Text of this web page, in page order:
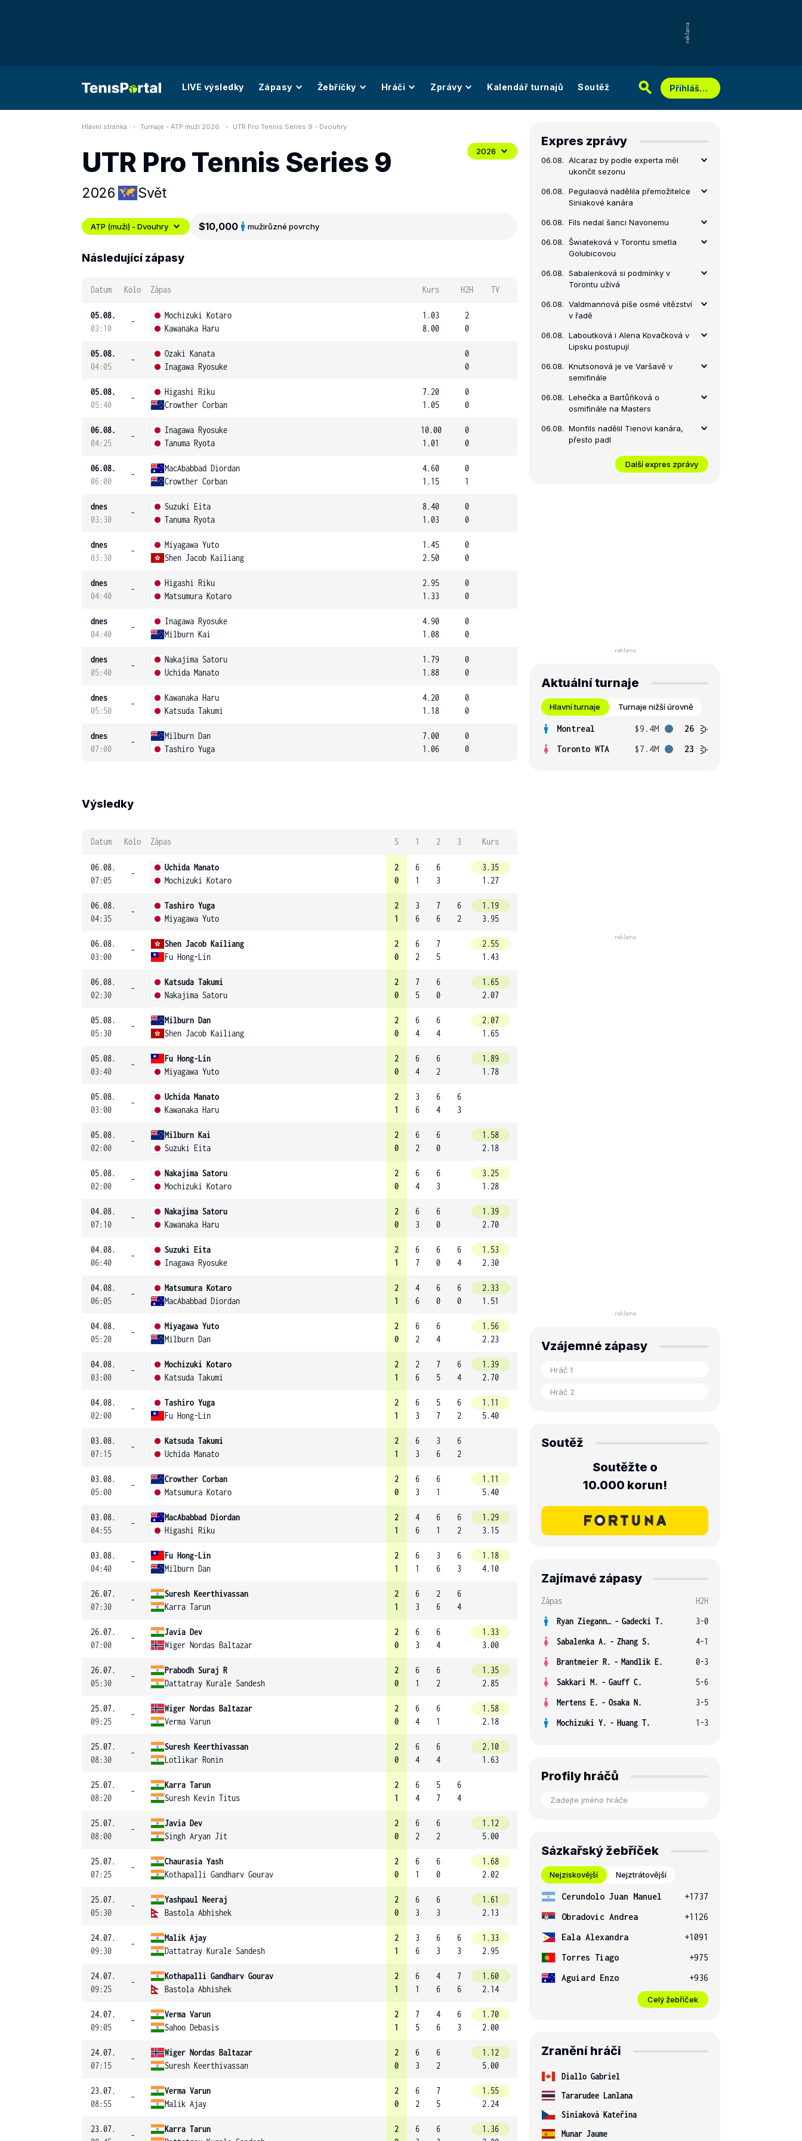
LIVE výsledky Zápasy Žebříčky Hráči Zprávy Kalendář turnajů Soutěž Přihlášení
Hlavní stránka Turnaje - ATP muži 2026 UTR Pro Tennis Series 9 - Dvouhry
UTR Pro Tennis Series 9
2026 Svět
2026
ATP (muži) - Dvouhry $10,000 mužirůzné povrchy
Následující zápasy
Datum Kolo Zápas Kurs H2H TV
05.08.
03:10
-
Mochizuki Kotaro
Kawanaka Haru
1.03
8.00
2
0
05.08.
04:05
-
Ozaki Kanata
Inagawa Ryosuke
0
0
05.08.
05:40
-
Higashi Riku
Crowther Corban
7.20
1.05
0
0
06.08.
04:25
-
Inagawa Ryosuke
Tanuma Ryota
10.00
1.01
0
0
06.08.
06:00
-
MacAbabbad Diordan
Crowther Corban
4.60
1.15
0
1
dnes
03:30
-
Suzuki Eita
Tanuma Ryota
8.40
1.03
0
0
dnes
03:30
-
Miyagawa Yuto
Shen Jacob Kailiang
1.45
2.50
0
0
dnes
04:40
-
Higashi Riku
Matsumura Kotaro
2.95
1.33
0
0
dnes
04:40
-
Inagawa Ryosuke
Milburn Kai
4.90
1.08
0
0
dnes
05:40
-
Nakajima Satoru
Uchida Manato
1.79
1.88
0
0
dnes
05:50
-
Kawanaka Haru
Katsuda Takumi
4.20
1.18
0
0
dnes
07:00
-
Milburn Dan
Tashiro Yuga
7.00
1.06
0
0
Výsledky
Datum Kolo Zápas S 1 2 3 Kurs
06.08.
07:05
-
Uchida Manato
Mochizuki Kotaro
2
0
6
1
6
3
3.35
1.27
06.08.
04:35
-
Tashiro Yuga
Miyagawa Yuto
2
1
3
6
7
6
6
2
1.19
3.95
06.08.
03:00
-
Shen Jacob Kailiang
Fu Hong-Lin
2
0
6
2
7
5
2.55
1.43
06.08.
02:30
-
Katsuda Takumi
Nakajima Satoru
2
0
7
5
6
0
1.65
2.07
05.08.
05:30
-
Milburn Dan
Shen Jacob Kailiang
2
0
6
4
6
4
2.07
1.65
05.08.
03:40
-
Fu Hong-Lin
Miyagawa Yuto
2
0
6
4
6
2
1.89
1.78
05.08.
03:00
-
Uchida Manato
Kawanaka Haru
2
1
3
6
6
4
6
3
05.08.
02:00
-
Milburn Kai
Suzuki Eita
2
0
6
2
6
0
1.58
2.18
05.08.
02:00
-
Nakajima Satoru
Mochizuki Kotaro
2
0
6
4
6
3
3.25
1.28
04.08.
07:10
-
Nakajima Satoru
Kawanaka Haru
2
0
6
3
6
0
1.39
2.70
04.08.
06:40
-
Suzuki Eita
Inagawa Ryosuke
2
1
6
7
6
0
6
4
1.53
2.30
04.08.
06:05
-
Matsumura Kotaro
MacAbabbad Diordan
2
1
4
6
6
0
6
0
2.33
1.51
04.08.
05:20
-
Miyagawa Yuto
Milburn Dan
2
0
6
2
6
4
1.56
2.23
04.08.
03:00
-
Mochizuki Kotaro
Katsuda Takumi
2
1
2
6
7
5
6
4
1.39
2.70
04.08.
02:00
-
Tashiro Yuga
Fu Hong-Lin
2
1
6
3
5
7
6
2
1.11
5.40
03.08.
07:15
-
Katsuda Takumi
Uchida Manato
2
1
6
3
3
6
6
2
03.08.
05:00
-
Crowther Corban
Matsumura Kotaro
2
0
6
3
6
1
1.11
5.40
03.08.
04:55
-
MacAbabbad Diordan
Higashi Riku
2
1
4
6
6
1
6
2
1.29
3.15
03.08.
04:40
-
Fu Hong-Lin
Milburn Dan
2
1
6
1
3
6
6
3
1.18
4.10
26.07.
07:30
-
Suresh Keerthivassan
Karra Tarun
2
1
6
3
2
6
6
4
26.07.
07:00
-
Javia Dev
Wiger Nordas Baltazar
2
0
6
3
6
4
1.33
3.00
26.07.
05:30
-
Prabodh Suraj R
Dattatray Kurale Sandesh
2
0
6
1
6
2
1.35
2.85
25.07.
09:25
-
Wiger Nordas Baltazar
Verma Varun
2
0
6
4
6
1
1.58
2.18
25.07.
08:30
-
Suresh Keerthivassan
Lotlikar Ronin
2
0
6
4
6
4
2.10
1.63
25.07.
08:20
-
Karra Tarun
Suresh Kevin Titus
2
1
6
4
5
7
6
4
25.07.
08:00
-
Javia Dev
Singh Aryan Jit
2
0
6
2
6
2
1.12
5.00
25.07.
07:25
-
Chaurasia Yash
Kothapalli Gandharv Gourav
2
0
6
1
6
0
1.68
2.02
25.07.
05:30
-
Yashpaul Neeraj
Bastola Abhishek
2
0
6
3
6
3
1.61
2.13
24.07.
09:30
-
Malik Ajay
Dattatray Kurale Sandesh
2
1
3
6
6
3
6
3
1.33
2.95
24.07.
09:25
-
Kothapalli Gandharv Gourav
Bastola Abhishek
2
1
6
1
4
6
7
6
1.60
2.14
24.07.
09:05
-
Verma Varun
Sahoo Debasis
2
1
7
5
4
6
6
3
1.70
2.00
24.07.
07:15
-
Wiger Nordas Baltazar
Suresh Keerthivassan
2
0
6
3
6
2
1.12
5.00
23.07.
08:55
-
Verma Varun
Malik Ajay
2
0
6
2
7
5
1.55
2.24
23.07.
-
Karra Tarun
2
6
6
1.36
Expres zprávy
06.08. Alcaraz by podle experta měl
ukončit sezonu
06.08. Pegulaová nadělila přemožitelce
Siniakové kanára
06.08. Fils nedal šanci Navonemu
06.08. Šwiateková v Torontu smetla
Golubicovou
06.08. Sabalenková si podmínky v
Torontu užívá
06.08. Valdmannová píše osmé vítězství
v řadě
06.08. Laboutková i Alena Kovačková v
Lipsku postupují
06.08. Knutsonová je ve Varšavě v
semifinále
06.08. Lehečka a Bartůňková o
osmifinále na Masters
06.08. Monfils nadělil Tienovi kanára,
přesto padl
Další expres zprávy
Aktuální turnaje
Hlavní turnaje Turnaje nižší úrovně
Montreal $9.4M
26
Toronto WTA
$7.4M 23
Vzájemné zápasy
Soutěž
Soutěžte o
10.000 korun!
Zajímavé zápasy
Zápas
H2H
Ryan Ziegann S. - Gadecki T.
3-0
Sabalenka A. - Zhang S.
4-1
Brantmeier R. - Mandlik E.
0-3
Sakkari M. - Gauff C.
5-6
Mertens E. - Osaka N.
3-5
Mochizuki Y. - Huang T. 1-3
Profily hráčů
Sázkařský žebříček
Nejziskovější Nejztrátovější
Cerundolo Juan Manuel
+1737
Obradovic Andrea
+1126
Eala Alexandra
+1091
Torres Tiago
+975
Aguiard Enzo
+936
Celý žebříček
Zranění hráči
Diallo Gabriel
Tararudee Lanlana
Siniaková Kateřina
Munar Jaume